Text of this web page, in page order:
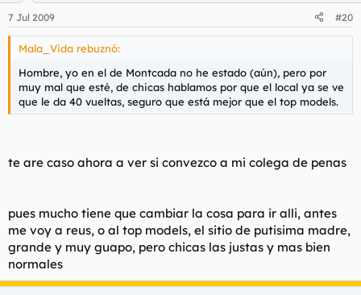
7 Jul 2009 #20
Mala_Vida rebuznó:
Hombre, yo en el de Montcada no he estado (aún), pero por
muy mal que esté, de chicas hablamos por que el local ya se ve
que le da 40 vueltas, seguro que está mejor que el top models.
te are caso ahora a ver si convezco a mi colega de penas
pues mucho tiene que cambiar la cosa para ir alli, antes
me voy a reus, o al top models, el sitio de putisima madre,
grande y muy guapo, pero chicas las justas y mas bien
normales